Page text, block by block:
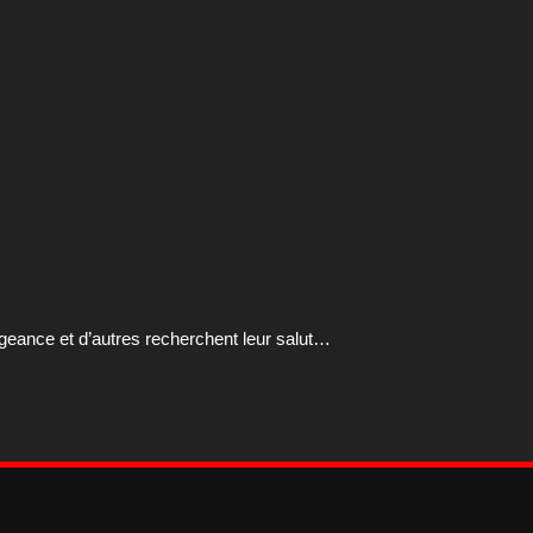
et d’autres recherchent leur salut…